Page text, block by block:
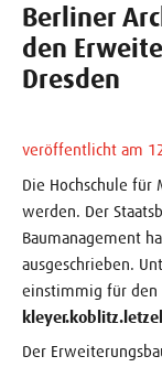
Berliner
den
Dresden
veröffentlicht am
Die Hochschule
werden. Der
Baumanagement
ausgeschrieben.
einstimmig für den
Der